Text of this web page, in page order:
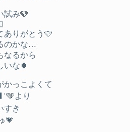
試み🩵
ありがとう🩵
のかな…
なるから
いな🍀
かっこよくて
͗🩵より
すき
💗